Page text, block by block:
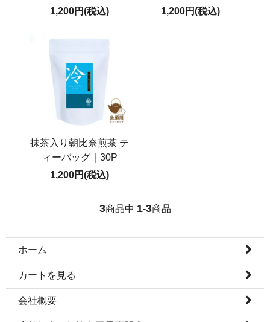
1,200円(税込)
1,200円(税込)
抹茶入り朝比奈煎茶 テ
ィーバッグ｜30P
1,200円(税込)
3商品中 1-3商品
ホーム
カートを見る
会社概要